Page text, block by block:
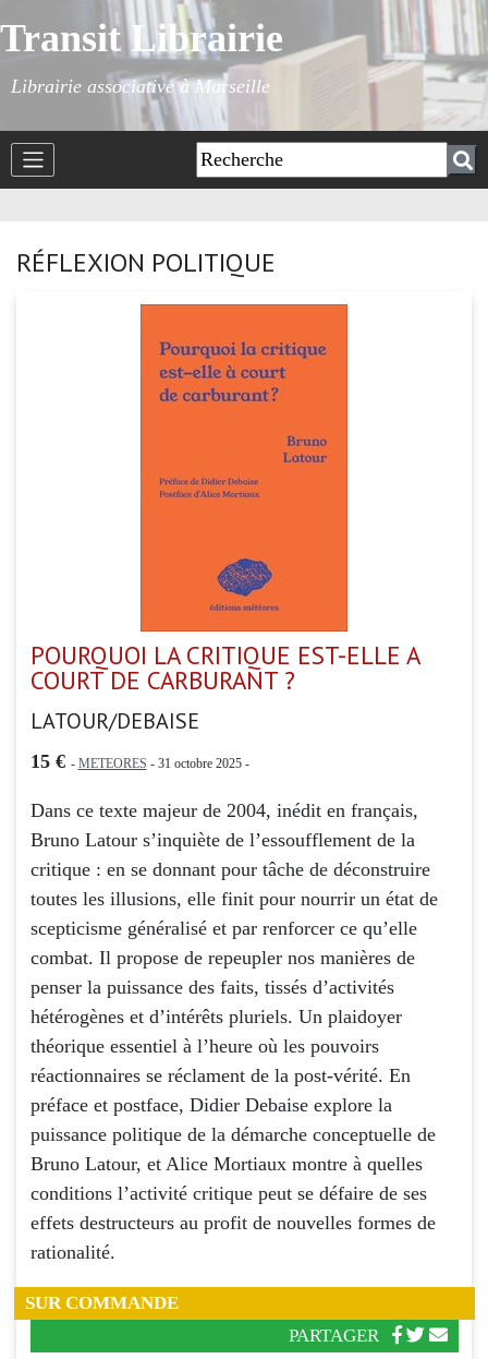
Transit Librairie
Librairie associative à Marseille
RÉFLEXION POLITIQUE
POURQUOI LA CRITIQUE EST-ELLE A
COURT DE CARBURANT ?
LATOUR/DEBAISE
15 € - METEORES - 31 octobre 2025 -
Dans ce texte majeur de 2004, inédit en français,
Bruno Latour s’inquiète de l’essoufflement de la
critique : en se donnant pour tâche de déconstruire
toutes les illusions, elle finit pour nourrir un état de
scepticisme généralisé et par renforcer ce qu’elle
combat. Il propose de repeupler nos manières de
penser la puissance des faits, tissés d’activités
hétérogènes et d’intérêts pluriels. Un plaidoyer
théorique essentiel à l’heure où les pouvoirs
réactionnaires se réclament de la post-vérité. En
préface et postface, Didier Debaise explore la
puissance politique de la démarche conceptuelle de
Bruno Latour, et Alice Mortiaux montre à quelles
conditions l’activité critique peut se défaire de ses
effets destructeurs au profit de nouvelles formes de
rationalité.
SUR COMMANDE
PARTAGER